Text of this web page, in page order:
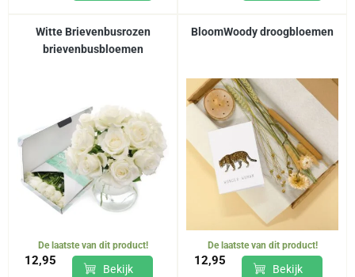
Witte Brievenbusrozen
brievenbusbloemen
De laatste van dit product!
12,95
Bekijk
BloomWoody droogbloemen
De laatste van dit product!
12,95
Bekijk